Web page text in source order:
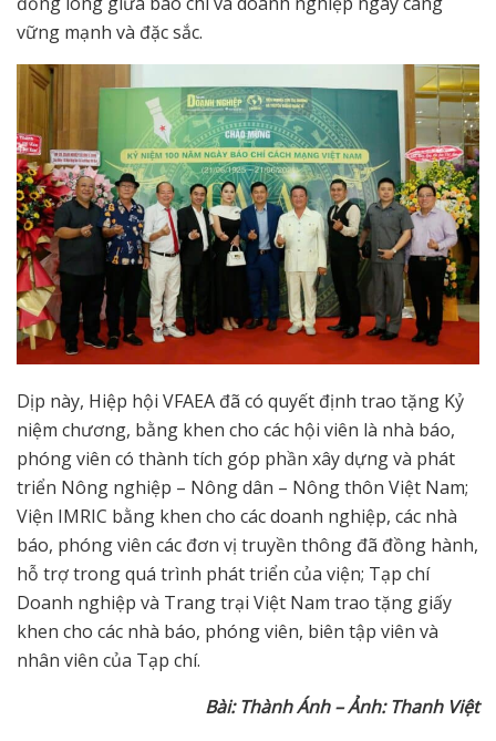
vững mạnh và đặc sắc.
Dịp này, Hiệp hội VFAEA đã có quyết định trao tặng Kỷ
niệm chương, bằng khen cho các hội viên là nhà báo,
phóng viên có thành tích góp phần xây dựng và phát
triển Nông nghiệp – Nông dân – Nông thôn Việt Nam;
Viện IMRIC bằng khen cho các doanh nghiệp, các nhà
báo, phóng viên các đơn vị truyền thông đã đồng hành,
hỗ trợ trong quá trình phát triển của viện; Tạp chí
Doanh nghiệp và Trang trại Việt Nam trao tặng giấy
khen cho các nhà báo, phóng viên, biên tập viên và
nhân viên của Tạp chí.
Bài: Thành Ánh – Ảnh: Thanh Việt